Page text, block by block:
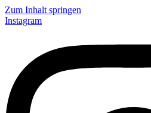
Zum Inhalt springen
Instagram